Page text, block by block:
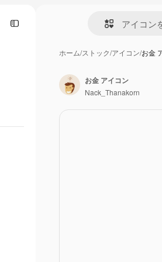
ホーム/ストック/アイコン/お金
お金 アイコン
Nack_Thanakorn